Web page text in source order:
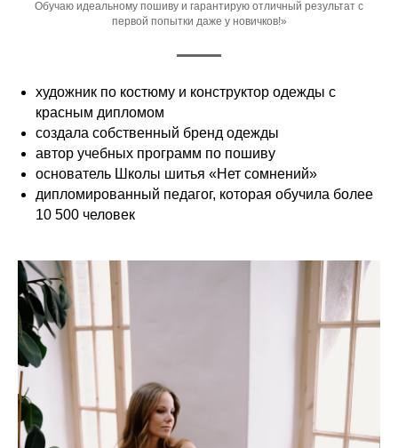
Обучаю идеальному пошиву и гарантирую отличный результат с
первой попытки даже у новичков!»
художник по костюму и конструктор одежды с
красным дипломом
создала собственный бренд одежды
автор учебных программ по пошиву
основатель Школы шитья «Нет сомнений»
дипломированный педагог, которая обучила более
10 500 человек